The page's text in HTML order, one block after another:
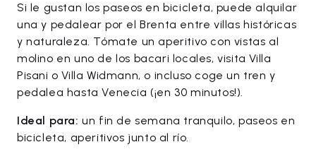
Si le gustan los paseos en bicicleta, puede alquilar
una y pedalear por el Brenta entre villas históricas
y naturaleza. Tómate un aperitivo con vistas al
molino en uno de los bacari locales, visita Villa
Pisani o Villa Widmann, o incluso coge un tren y
pedalea hasta Venecia (¡en 30 minutos!).
Ideal para: un fin de semana tranquilo, paseos en
bicicleta, aperitivos junto al río.